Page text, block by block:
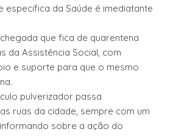
especifica da Saúde é imediatante
que fica de quarentena
da Assistência Social, com
e suporte para que o mesmo
pulverizador passa
ruas da cidade, sempre com um
sobre a ação do